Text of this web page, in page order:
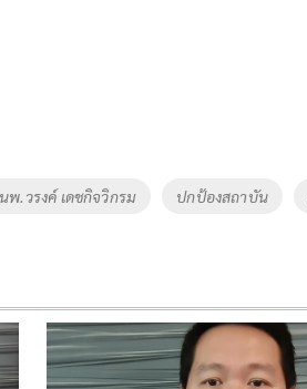
พ.วรงค์ เดชกิจวิกรม ปกป้องสถาบัน